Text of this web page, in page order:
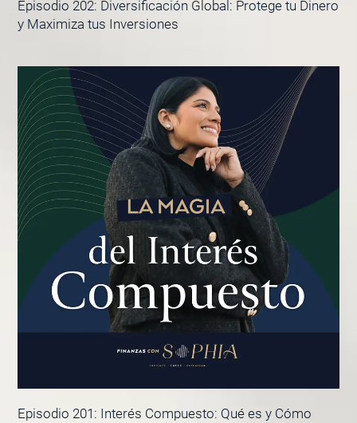
Episodio 202: Diversificación Global: Protege tu Dinero
y Maximiza tus Inversiones
Episodio 201: Interés Compuesto: Qué es y Cómo